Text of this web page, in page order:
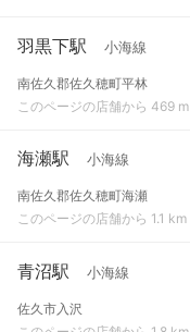
羽黒下駅 小海線
南佐久郡佐久穂町平林
このページの店舗から 469 m
海瀬駅 小海線
南佐久郡佐久穂町海瀬
このページの店舗から 1.1 km
青沼駅 小海線
佐久市入沢